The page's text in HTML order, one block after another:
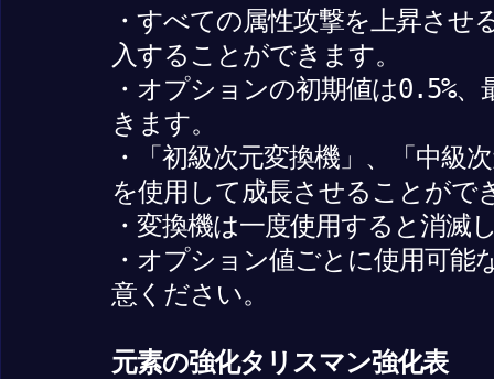
・すべての属性攻撃を上昇さ
入することができます。
・オプションの初期値は0.5%
きます。
・「初級次元変換機」、「中級
を使用して成長させることがで
・変換機は一度使用すると消滅
・オプション値ごとに使用可
意ください。
元素の強化タリスマン強化表